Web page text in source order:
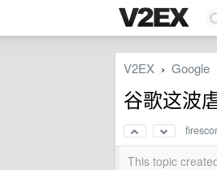
V2EX › Google
谷歌这波
This topic